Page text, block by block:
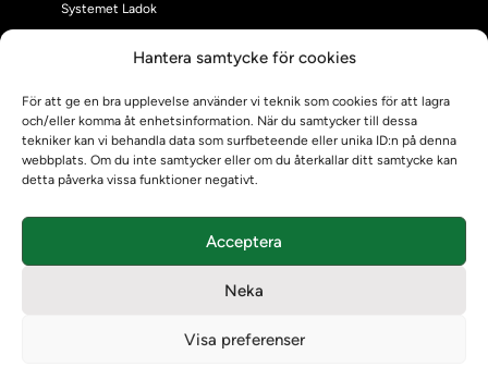
Hantera samtycke för cookies
För att ge en bra upplevelse använder vi teknik som cookies för att lagra
och/eller komma åt enhetsinformation. När du samtycker till dessa
tekniker kan vi behandla data som surfbeteende eller unika ID:n på denna
webbplats. Om du inte samtycker eller om du återkallar ditt samtycke kan
detta påverka vissa funktioner negativt.
Acceptera
Neka
Visa preferenser
Systemet Ladok
Kontrollera intyg
Om oss
Om Ladokkonsortiet
Ladokkonsortiet internationellt
Vision, strategi och produktplan
Teamens sammansättning och arbetet på Ladokkonsortiet
Ladokpodden